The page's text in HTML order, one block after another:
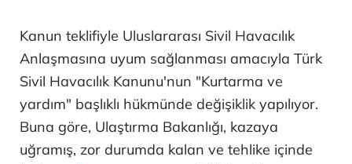
Kanun teklifiyle Uluslararası Sivil Havacılık
Anlaşmasına uyum sağlanması amacıyla Türk
Sivil Havacılık Kanunu'nun "Kurtarma ve
yardım" başlıklı hükmünde değişiklik yapılıyor.
Buna göre, Ulaştırma Bakanlığı, kazaya
uğramış, zor durumda kalan ve tehlike içinde